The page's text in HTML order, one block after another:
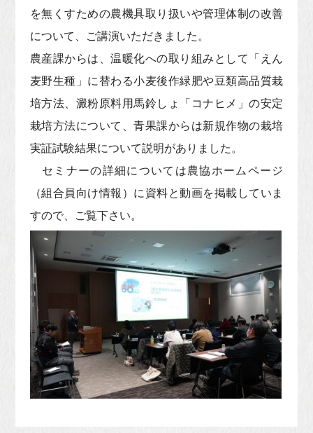
を無くすための農機具取り扱いや管理体制の改善
について、ご講演いただきました。
農産課からは、温暖化への取り組みとして「えん
麦野生種」に替わる小麦後作緑肥や豆類高品質栽
培方法、澱粉原料用馬鈴しょ「コナヒメ」の安定
栽培方法について、青果課からは新規作物の栽培
実証試験結果について説明がありました。
セミナーの詳細については農協ホームページ
（組合員向け情報）に資料と動画を掲載していま
すので、ご覧下さい。